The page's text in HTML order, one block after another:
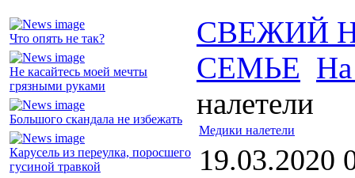
Что опять не так?
Не касайтесь моей мечты
грязными руками
Большого скандала не избежать
Карусель из переулка, поросшего
гусиной травкой
СВЕЖИЙ
СЕМЬЕ На
налетели
Медики налетели
19.03.2020